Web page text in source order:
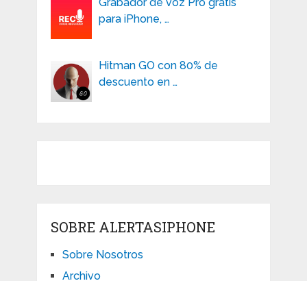
Grabador de voz Pro gratis
para iPhone, …
Hitman GO con 80% de
descuento en …
SOBRE ALERTASIPHONE
Sobre Nosotros
Archivo